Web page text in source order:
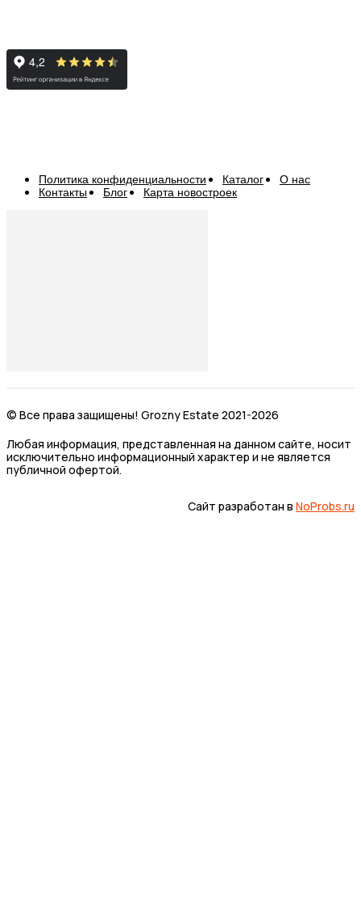
Политика конфиденциальности Каталог
О нас
Контакты
Блог Карта новостроек
© Все права защищены! Grozny Estate 2021-2026
Любая информация, представленная на данном сайте, носит
исключительно информационный характер и не является
публичной офертой.
Сайт разработан в NoProbs.ru